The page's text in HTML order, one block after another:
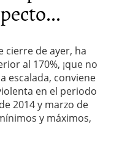
cierre de ayer, ha
al 170%, ¡que no
escalada, conviene
en el periodo
2014 y marzo de
y máximos,